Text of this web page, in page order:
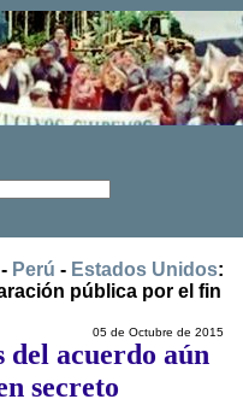
- Perú - Estados Unidos:
pública por el fin
05 de Octubre de 2015
del acuerdo aún
secreto